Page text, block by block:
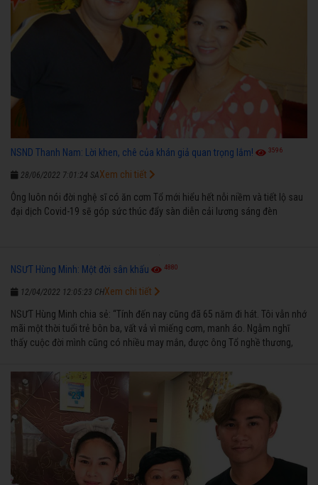
NSND Thanh Nam: Lời khen, chê của khán giả quan trọng lắm! 3596
28/06/2022 7:01:24 SA
Ông luôn nói đời nghệ sĩ có ăn cơm Tổ mới hiểu hết nỗi niềm và tiết lộ sau
đại dịch Covid-19 sẽ góp sức thúc đẩy sàn diễn cải lương sáng đèn
Xem chi tiết
NSƯT Hùng Minh: Một đời sân khấu 4880
12/04/2022 12:05:23 CH
NSƯT Hùng Minh chia sẻ: “Tính đến nay cũng đã 65 năm đi hát. Tôi vẫn nhớ
mãi một thời tuổi trẻ bôn ba, vất vả vì miếng cơm, manh áo. Ngẫm nghĩ
thấy cuộc đời mình cũng có nhiều may mắn, được ông Tổ nghề thương,
ngược nhận được những cơ may để từng bước thành danh với nghiệp ca
diễn”.
Xem chi tiết